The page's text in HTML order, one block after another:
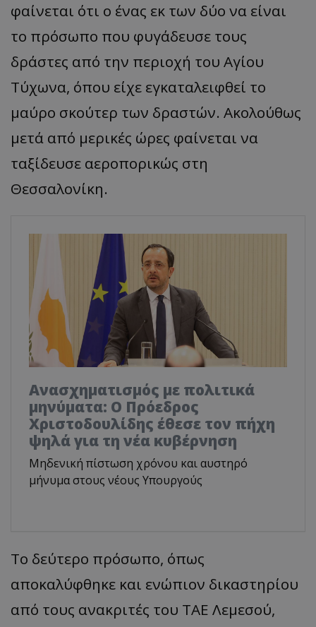
φαίνεται ότι ο ένας εκ των δύο να είναι
το πρόσωπο που φυγάδευσε τους
δράστες από την περιοχή του Αγίου
Τύχωνα, όπου είχε εγκαταλειφθεί το
μαύρο σκούτερ των δραστών. Ακολούθως
μετά από μερικές ώρες φαίνεται να
ταξίδευσε αεροπορικώς στη
Θεσσαλονίκη.
Ανασχηματισμός με πολιτικά
μηνύματα: Ο Πρόεδρος
Χριστοδουλίδης έθεσε τον πήχη
ψηλά για τη νέα κυβέρνηση
Μηδενική πίστωση χρόνου και αυστηρό
μήνυμα στους νέους Υπουργούς
Το δεύτερο πρόσωπο, όπως
αποκαλύφθηκε και ενώπιον δικαστηρίου
από τους ανακριτές του ΤΑΕ Λεμεσού,